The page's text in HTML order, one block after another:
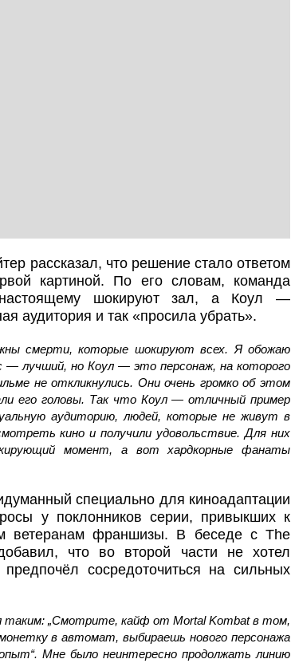
рассказал, что решение стало ответом
картиной. По его словам, команда
шокируют зал, а Коул —
аудитория и так «просила убрать».
смерти, которые шокируют всех. Я обожаю
лучший, но Коул — это персонаж, на которого
не откликнулись. Они очень громко об этом
его головы. Так что Коул — отличный пример
аудиторию, людей, которые не живут в
кино и получили удовольствие. Для них
момент, а вот хардкорные фанаты
специально для киноадаптации
у поклонников серии, привыкших к
ветеранам франшизы. В беседе с The
что во второй части не хотел
сосредоточиться на сильных
таким: „Смотрите, кайф от Mortal Kombat в том,
в автомат, выбираешь нового персонажа
Мне было неинтересно продолжать линию